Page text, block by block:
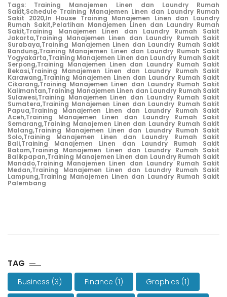
Tags: Training Manajemen Linen dan Laundry Rumah
Sakit,Schedule Training Manajemen Linen dan Laundry Rumah
Sakit 2020,In House Training Manajemen Linen dan Laundry
Rumah Sakit,Pelatihan Manajemen Linen dan Laundry Rumah
Sakit,Training Manajemen Linen dan Laundry Rumah Sakit
Jakarta,Training Manajemen Linen dan Laundry Rumah Sakit
Surabaya,Training Manajemen Linen dan Laundry Rumah Sakit
Bandung,Training Manajemen Linen dan Laundry Rumah Sakit
Yogyakarta,Training Manajemen Linen dan Laundry Rumah Sakit
Serpong,Training Manajemen Linen dan Laundry Rumah Sakit
Bekasi,Training Manajemen Linen dan Laundry Rumah Sakit
Karawang,Training Manajemen Linen dan Laundry Rumah Sakit
Cikarang,Training Manajemen Linen dan Laundry Rumah Sakit
Kalimantan,Training Manajemen Linen dan Laundry Rumah Sakit
Sulawesi,Training Manajemen Linen dan Laundry Rumah Sakit
Sumatera,Training Manajemen Linen dan Laundry Rumah Sakit
Papua,Training Manajemen Linen dan Laundry Rumah Sakit
Aceh,Training Manajemen Linen dan Laundry Rumah Sakit
Semarang,Training Manajemen Linen dan Laundry Rumah Sakit
Malang,Training Manajemen Linen dan Laundry Rumah Sakit
Solo,Training Manajemen Linen dan Laundry Rumah Sakit
Bali,Training Manajemen Linen dan Laundry Rumah Sakit
Batam,Training Manajemen Linen dan Laundry Rumah Sakit
Balikpapan,Training Manajemen Linen dan Laundry Rumah Sakit
Manado,Training Manajemen Linen dan Laundry Rumah Sakit
Medan,Training Manajemen Linen dan Laundry Rumah Sakit
Lampung,Training Manajemen Linen dan Laundry Rumah Sakit
Palembang
TAG
Business (3) Finance (1) Graphics (1)